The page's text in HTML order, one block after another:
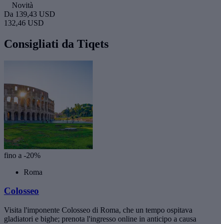
Novità
Da 139,43 USD
132,46 USD
Consigliati da Tiqets
fino a -20%
Roma
Colosseo
Visita l'imponente Colosseo di Roma, che un tempo ospitava
gladiatori e bighe; prenota l'ingresso online in anticipo a causa